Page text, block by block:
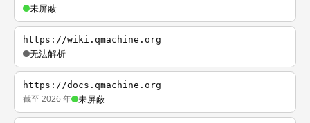
未屏蔽
https://wiki.qmachine.org
无法解析
https://docs.qmachine.org
截至 2026 年 未屏蔽